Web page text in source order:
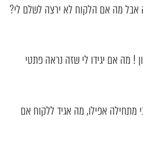
מה אם הלקוח לא ירצה לשלם לי?
! מה אם יגידו לי שזה נראה פתטי
מתחילה אפילו, מה אגיד ללקוח אם